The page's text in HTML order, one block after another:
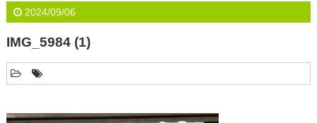
2024/09/06
IMG_5984 (1)